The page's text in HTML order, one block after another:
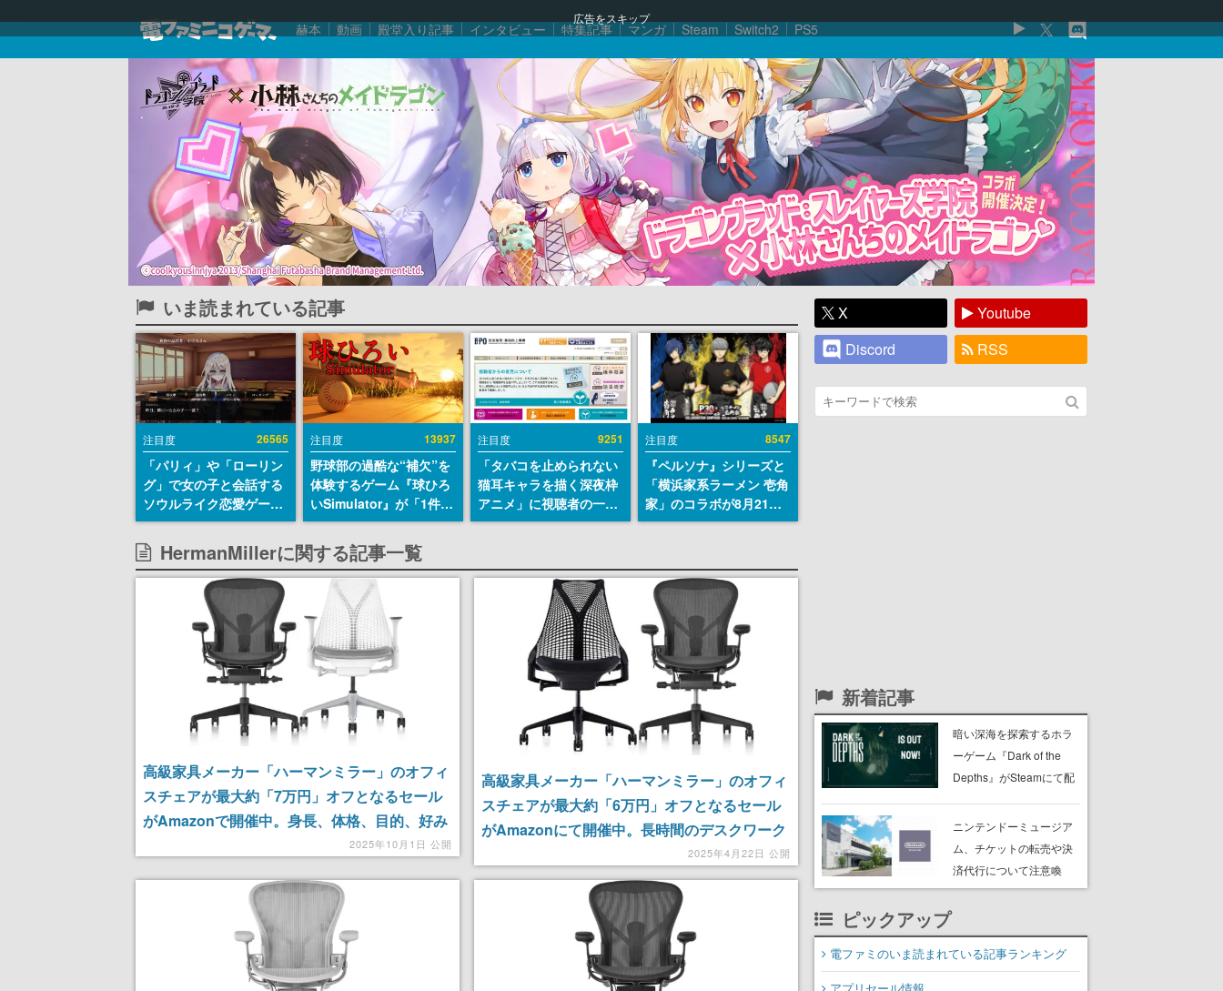
広告をスキップ
赫本 動画 殿堂入り記事 インタビュー 特集記事 マンガ Steam Switch2 PS5
いま読まれている記事
注目度 26565
「パリィ」や「ローリン
グ」で女の子と会話する
ソウルライク恋愛ゲーム
『小早川さんはソウルラ
イク』無料公開。返事に
失敗すると「YOU
DIED」
注目度 13937
野球部の過酷な“補欠”を
体験するゲーム『球ひろ
いSimulator』が「1件」
のウィッシュリストをも
とにチェコ語に対応し
SNSで話題に。『キング
ダム・カム』開発元やチ
ェコのプロ野球選手から
称賛の声
注目度 9251
「タバコを止められない
猫耳キャラを描く深夜枠
アニメ」に視聴者の一部
から批判意見。違法薬物
す
注目度 8547
『ペルソナ』シリーズと
「横浜家系ラーメン 壱角
家」のコラボが8月21日
から開催。”はがくれ”風
ラーメンがラインナップ
HermanMillerに関する記事一覧
高級家具メーカー「ハーマンミラー」のオフィ
スチェアが最大約「7万円」オフとなるセール
がAmazonで開催中。身長、体格、目的、好み
にフィットする調節機能にくわえ「12年間」の
のアイテムがお得に
2025年10月1日 公開
高級家具メーカー「ハーマンミラー」のオフィ
スチェアが最大約「6万円」オフとなるセール
がAmazonにて開催中。長時間のデスクワーク
で姿勢や腰が気になる方向けの機能も充実して
いる。なんと「12年間」の保証付き
2025年4月22日 公開
X
Youtube
Discord
RSS
新着記事
暗い深海を探索するホラ
ーゲーム『Dark of the
Depths』がSteamにて配
たよりに海底からの脱出
を目指す
ニンテンドーミュージア
ム、チケットの転売や決
済代行について注意喚
起。公式サイト以外で買
ない事例が複数発生
ピックアップ
電ファミのいま読まれている記事ランキング